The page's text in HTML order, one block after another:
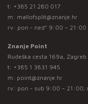
t: +385 21 280 017
m: mallofsplit@znanje.hr
rv: pon - ned* 9:00 – 21:00
Znanje Point
Rudeška cesta 169a, Zagreb
t: +385 1 3831 945
m: point@znanje.hr
rv: pon - sub 9:00 – 21:00;